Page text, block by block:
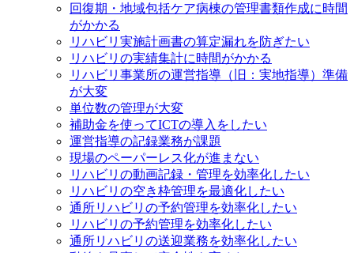
回復期・地域包括ケア病棟の管理書類作成に時間
がかかる
リハビリ実施計画書の算定漏れを防ぎたい
リハビリの実績集計に時間がかかる
リハビリ事業所の運営指導（旧：実地指導）準備
が大変
単位数の管理が大変
補助金を使ってICTの導入をしたい
運営指導の記録業務が課題
現場のペーパーレス化が進まない
リハビリの動画記録・管理を効率化したい
リハビリの空き枠管理を最適化したい
通所リハビリの予約管理を効率化したい
リハビリの予約管理を効率化したい
通所リハビリの送迎業務を効率化したい